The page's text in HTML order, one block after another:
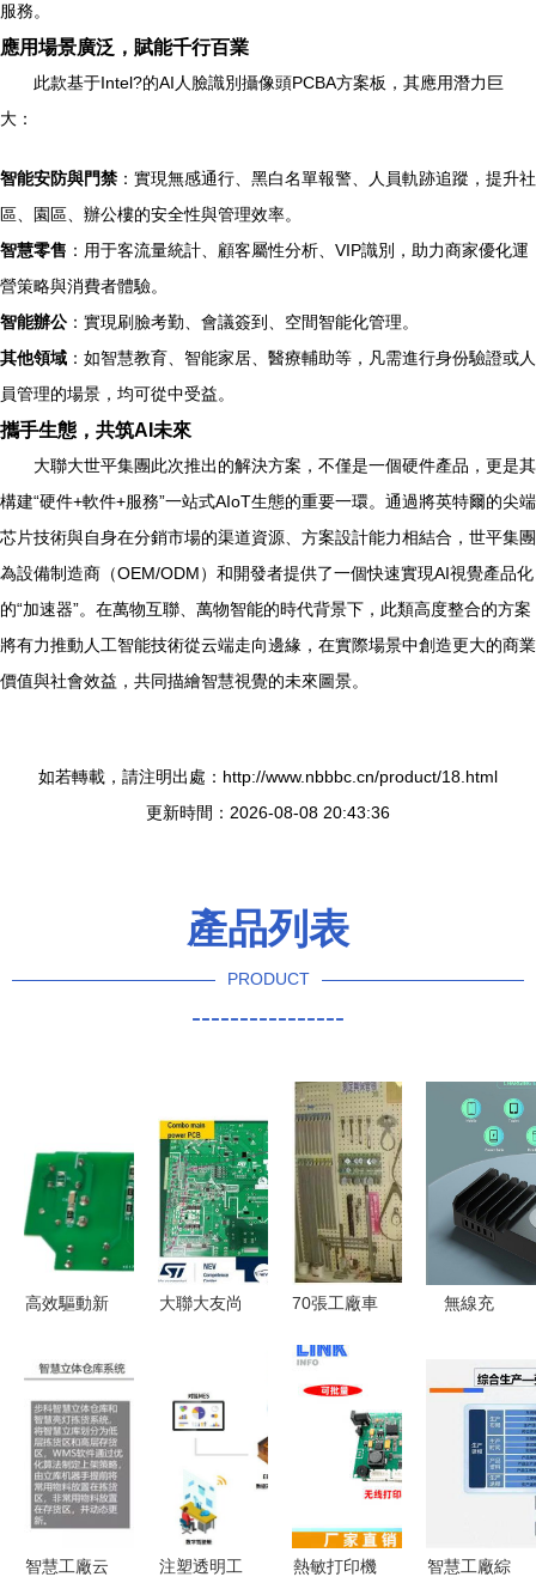
服務。
應用場景廣泛，賦能千行百業
此款基于Intel?的AI人臉識別攝像頭PCBA方案板，其應用潛力巨
大：
智能安防與門禁 ：實現無感通行、黑白名單報警、人員軌跡追蹤，提升社
區、園區、辦公樓的安全性與管理效率。
智慧零售 ：用于客流量統計、顧客屬性分析、VIP識別，助力商家優化運
營策略與消費者體驗。
智能辦公 ：實現刷臉考勤、會議簽到、空間智能化管理。
其他領域 ：如智慧教育、智能家居、醫療輔助等，凡需進行身份驗證或人
員管理的場景，均可從中受益。
攜手生態，共筑AI未來
大聯大世平集團此次推出的解決方案，不僅是一個硬件產品，更是其
構建“硬件+軟件+服務”一站式AIoT生態的重要一環。通過將英特爾的尖端
芯片技術與自身在分銷市場的渠道資源、方案設計能力相結合，世平集團
為設備制造商（OEM/ODM）和開發者提供了一個快速實現AI視覺產品化
的“加速器”。在萬物互聯、萬物智能的時代背景下，此類高度整合的方案
將有力推動人工智能技術從云端走向邊緣，在實際場景中創造更大的商業
價值與社會效益，共同描繪智慧視覺的未來圖景。
如若轉載，請注明出處：http://www.nbbbc.cn/product/18.html
更新時間：2026-08-08 20:43:36
產品列表
PRODUCT
----------------
高效驅動新
微
SD7866BD/SD7826AH
全貼片方案
助力LED照
明PCBA升
大聯大友尚
的22kW
DC-DC汽
車充電器方
案PCBA方
70張工廠車
人員基礎培
無線充
板 技術綜
述與應用前
瞻
智慧工廠云 注塑透明工 熱敏打印機 智慧工廠綜